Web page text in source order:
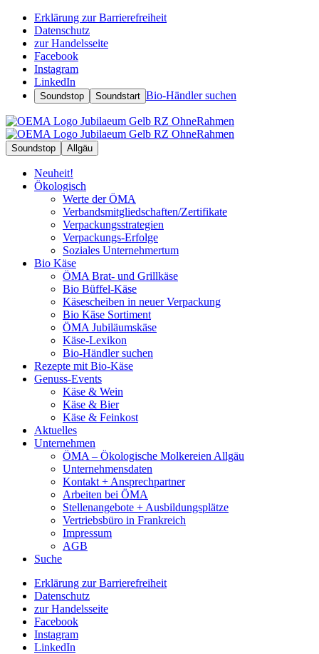
Erklärung zur Barrierefreiheit
Datenschutz
zur Handelsseite
Facebook
Instagram
LinkedIn
Soundstop Soundstart Bio-Händler suchen
Soundstop Allgäu
Neuheit!
Ökologisch
Werte der ÖMA
Verbandsmitgliedschaften/Zertifikate
Verpackungsstrategien
Verpackungs-Erfolge
Soziales Unternehmertum
Bio Käse
ÖMA Brat- und Grillkäse
Bio Büffel-Käse
Käsescheiben in neuer Verpackung
Bio Käse Sortiment
ÖMA Jubiläumskäse
Käse-Lexikon
Bio-Händler suchen
Rezepte mit Bio-Käse
Genuss-Events
Käse & Wein
Käse & Bier
Käse & Feinkost
Aktuelles
Unternehmen
ÖMA – Ökologische Molkereien Allgäu
Unternehmensdaten
Kontakt + Ansprechpartner
Arbeiten bei ÖMA
Stellenangebote + Ausbildungsplätze
Vertriebsbüro in Frankreich
Impressum
AGB
Suche
Erklärung zur Barrierefreiheit
Datenschutz
zur Handelsseite
Facebook
Instagram
LinkedIn